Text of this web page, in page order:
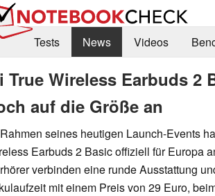
Tests
News Videos
True Wireless Earbuds 2
auf die Größe an
seines heutigen Launch-Events
Earbuds 2 Basic offiziell für Europa
verbinden eine runde Ausstattung
mit einem Preis von 29 Euro,